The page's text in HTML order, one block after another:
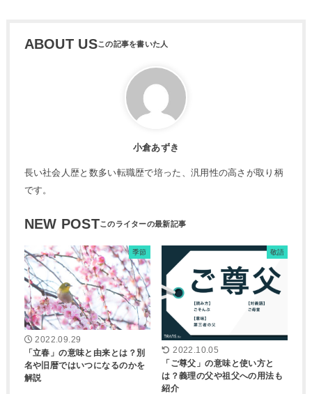
ABOUT US
小倉あずき
長い社会人歴と数多い転職歴で培った、汎用性の高さが取り柄
です。
NEW POST
季節
2022.09.29
「立春」の意味と由来とは？別
名や旧暦ではいつになるのかを
解説
敬語
2022.10.05
「ご尊父」の意味と使い方と
は？義理の父や祖父への用法も
紹介